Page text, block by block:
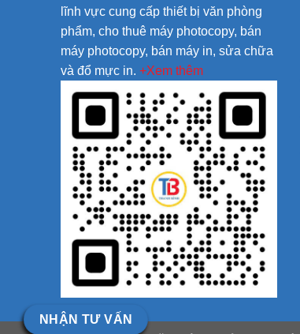
lĩnh vực cung cấp thiết bị văn phòng
phẩm, cho thuê máy photocopy, bán
máy photocopy, bán máy in, sửa chữa
và đổ mực in. +Xem thêm
NHẬN TƯ VẤN